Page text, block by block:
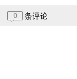
0 条评论